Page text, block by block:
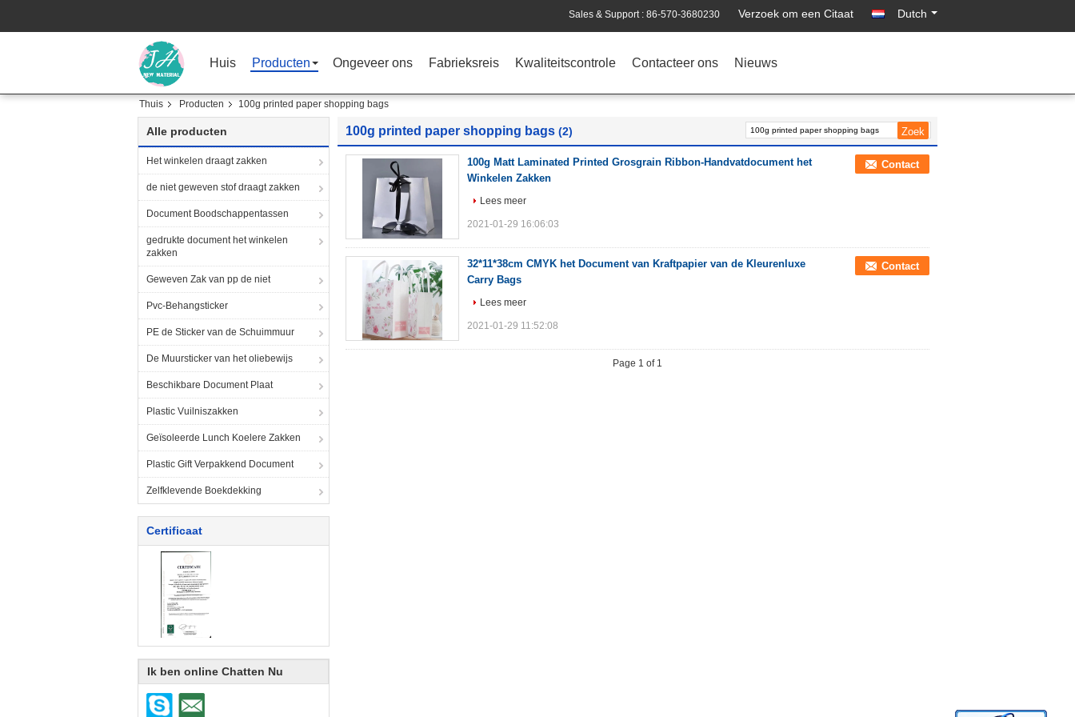
Sales & Support : 86-570-3680230 Verzoek om een Citaat Dutch
Huis Producten Ongeveer ons Fabrieksreis Kwaliteitscontrole Contacteer ons Nieuws
Thuis Producten 100g printed paper shopping bags
Alle producten
Het winkelen draagt zakken
de niet geweven stof draagt zakken
Document Boodschappentassen
gedrukte document het winkelen
zakken
Geweven Zak van pp de niet
Pvc-Behangsticker
PE de Sticker van de Schuimmuur
De Muursticker van het oliebewijs
Beschikbare Document Plaat
Plastic Vuilniszakken
Geïsoleerde Lunch Koelere Zakken
Plastic Gift Verpakkend Document
Zelfklevende Boekdekking
Certificaat
Ik ben online Chatten Nu
100g printed paper shopping bags (2)
100g Matt Laminated Printed Grosgrain Ribbon-Handvatdocument het
Winkelen Zakken
Contact
Lees meer
2021-01-29 16:06:03
32*11*38cm CMYK het Document van Kraftpapier van de Kleurenluxe
Carry Bags
Contact
Lees meer
2021-01-29 11:52:08
Page 1 of 1